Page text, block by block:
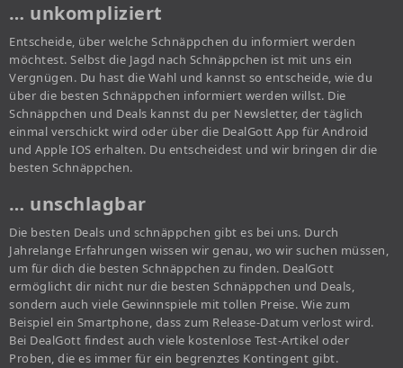
… unkompliziert
Entscheide, über welche Schnäppchen du informiert werden
möchtest. Selbst die Jagd nach Schnäppchen ist mit uns ein
Vergnügen. Du hast die Wahl und kannst so entscheide, wie du
über die besten Schnäppchen informiert werden willst. Die
Schnäppchen und Deals kannst du per Newsletter, der täglich
einmal verschickt wird oder über die DealGott App für Android
und Apple IOS erhalten. Du entscheidest und wir bringen dir die
besten Schnäppchen.
… unschlagbar
Die besten Deals und schnäppchen gibt es bei uns. Durch
Jahrelange Erfahrungen wissen wir genau, wo wir suchen müssen,
um für dich die besten Schnäppchen zu finden. DealGott
ermöglicht dir nicht nur die besten Schnäppchen und Deals,
sondern auch viele Gewinnspiele mit tollen Preise. Wie zum
Beispiel ein Smartphone, dass zum Release-Datum verlost wird.
Bei DealGott findest auch viele kostenlose Test-Artikel oder
Proben, die es immer für ein begrenztes Kontingent gibt.